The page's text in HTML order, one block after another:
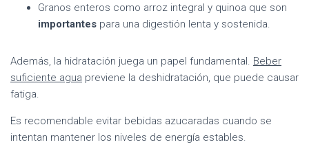
Granos enteros como arroz integral y quinoa que son
importantes para una digestión lenta y sostenida.
Además, la hidratación juega un papel fundamental. Beber
suficiente agua previene la deshidratación, que puede causar
fatiga.
Es recomendable evitar bebidas azucaradas cuando se
intentan mantener los niveles de energía estables.